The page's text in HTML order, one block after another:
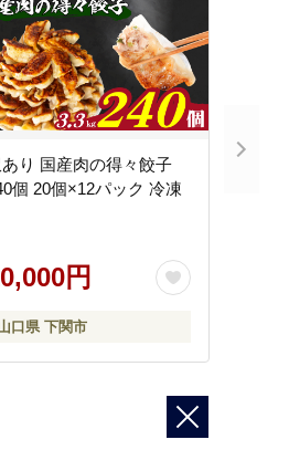
り 国産肉の得々餃子
個 20個×12パック 冷凍
円
口県 下関市